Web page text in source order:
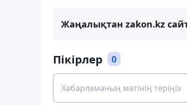
Жаңалықтан zakon.kz
Пікірлер 0